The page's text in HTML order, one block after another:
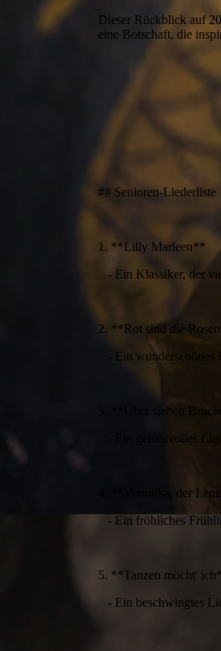
Dieser Rückblick auf
eine Botschaft, die
## Senioren-Liederliste
1. **Lilly Marleen**
- Ein Klassiker, der
2. **Rot sind die
- Ein wunderschönes
3. **Über sieben
- Ein gefühlvolles
4. **Veronika, der
- Ein fröhliches
5. **Tanzen möcht'
- Ein beschwingtes